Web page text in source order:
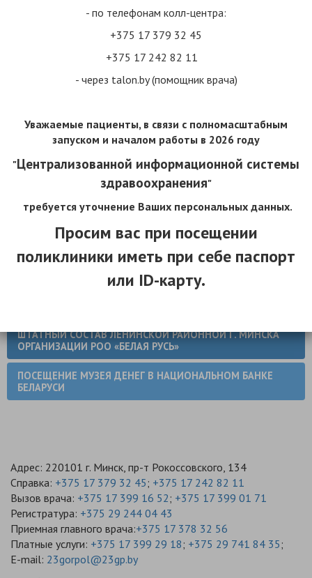
поделиться в:
ШТАТНЫЙ СОСТАВ ЛЕНИНСКОЙ РАЙОННОЙ Г. МИНСКА
ОРГАНИЗАЦИИ РОО «БЕЛАЯ РУСЬ»
ПОСЕЩЕНИЕ МУЗЕЯ ДЕНЕГ В НАЦИОНАЛЬНОМ БАНКЕ
БЕЛАРУСИ
Адрес: 220101 г. Минск, пр-т Рокоссовского, 134
Справка: +375 17 379 32 45; +375 17 242 82 11
Вызов врача: +375 17 399 16 52; +375 17 399 01 71
Регистратура: +375 29 244 04 43
Приемная главного врача:+375 17 378 32 56
Платные услуги: +375 17 399 29 18; +375 29 741 84 35;
E-mail: 23gorpol@23gp.by
- по телефонам колл-центра:
+375 17 379 32 45
+375 17 242 82 11
- через talon.by (помощник врача)
Уважаемые пациенты, в связи с полномасштабным
запуском и началом работы в 2026 году
"Централизованной информационной системы
здравоохранения"
требуется уточнение Ваших персональных данных.
Просим вас при посещении
поликлиники иметь при себе паспорт
или ID-карту.